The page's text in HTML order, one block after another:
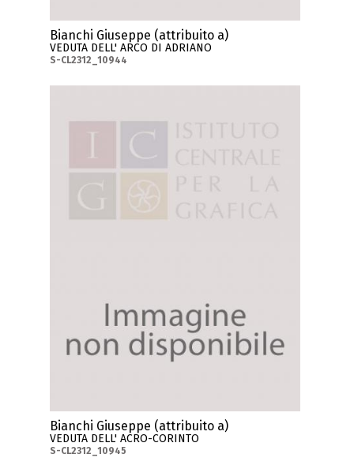
Bianchi Giuseppe (attribuito a)
VEDUTA DELL' ARCO DI ADRIANO
S-CL2312_10944
Bianchi Giuseppe (attribuito a)
VEDUTA DELL' ACRO-CORINTO
S-CL2312_10945